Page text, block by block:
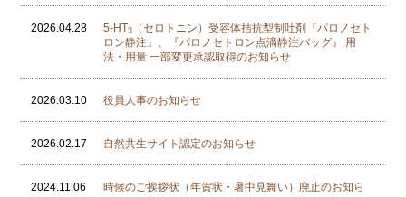
2026.04.28 5-HT3
（セロトニン）受容体拮抗型制吐剤『パロノセト
ロン静注』、『パロノセトロン点滴静注バッグ』 用
法・用量 一部変更承認取得のお知らせ
2026.03.10 役員人事のお知らせ
2026.02.17 自然共生サイト認定のお知らせ
2024.11.06
時候のご挨拶状（年賀状・暑中見舞い）廃止のお知ら